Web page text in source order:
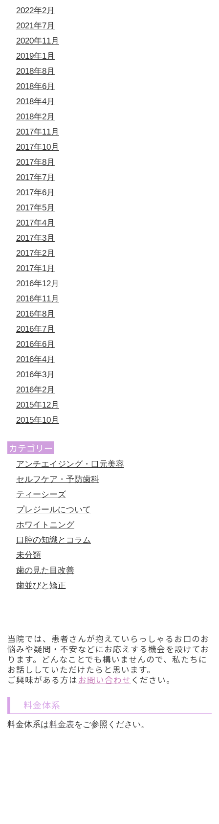
2022年2月
2021年7月
2020年11月
2019年1月
2018年8月
2018年6月
2018年4月
2018年2月
2017年11月
2017年10月
2017年8月
2017年7月
2017年6月
2017年5月
2017年4月
2017年3月
2017年2月
2017年1月
2016年12月
2016年11月
2016年8月
2016年7月
2016年6月
2016年4月
2016年3月
2016年2月
2015年12月
2015年10月
カテゴリー
アンチエイジング・口元美容
セルフケア・予防歯科
ティーシーズ
プレジールについて
ホワイトニング
口腔の知識とコラム
未分類
歯の見た目改善
歯並びと矯正
当院では、患者さんが抱えていらっしゃるお口のお
悩みや疑問・不安などにお応えする機会を設けてお
ります。どんなことでも構いませんので、私たちに
お話ししていただけたらと思います。
ご興味がある方は お問い合わせ ください。
料金体系
料金体系は料金表をご参照ください。